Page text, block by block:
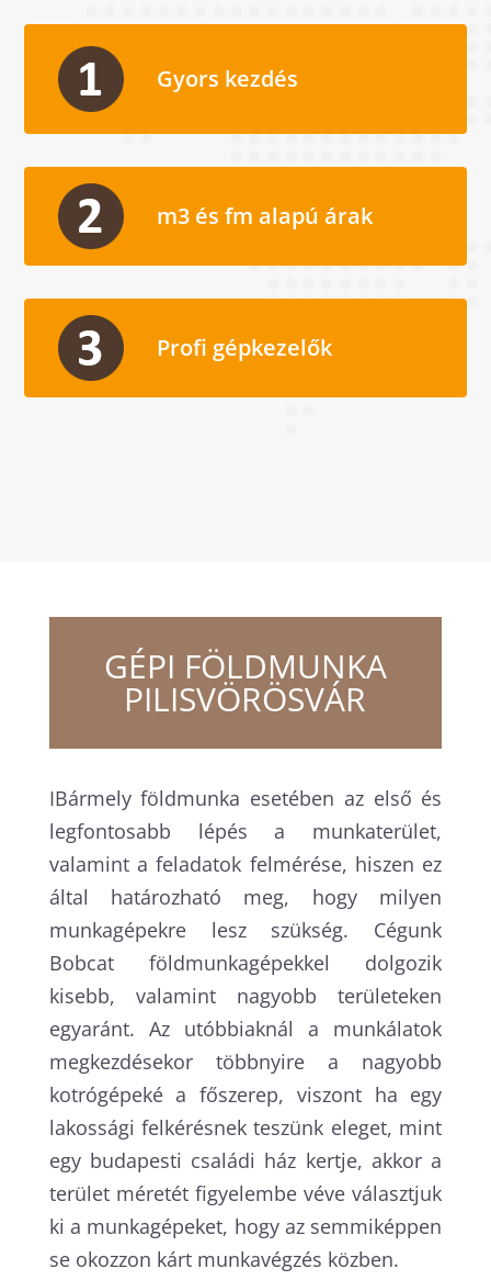
Gyors kezdés
m3 és fm alapú árak
Profi gépkezelők
GÉPI FÖLDMUNKA
PILISVÖRÖSVÁR
IBármely földmunka esetében az első és
legfontosabb lépés a munkaterület,
valamint a feladatok felmérése, hiszen ez
által határozható meg, hogy milyen
munkagépekre lesz szükség. Cégunk
Bobcat földmunkagépekkel dolgozik
kisebb, valamint nagyobb területeken
egyaránt. Az utóbbiaknál a munkálatok
megkezdésekor többnyire a nagyobb
kotrógépeké a főszerep, viszont ha egy
lakossági felkérésnek teszünk eleget, mint
egy budapesti családi ház kertje, akkor a
terület méretét figyelembe véve választjuk
ki a munkagépeket, hogy az semmiképpen
se okozzon kárt munkavégzés közben.